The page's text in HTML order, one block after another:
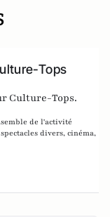
Tops
Culture-Tops.
de l'activité
divers, cinéma,